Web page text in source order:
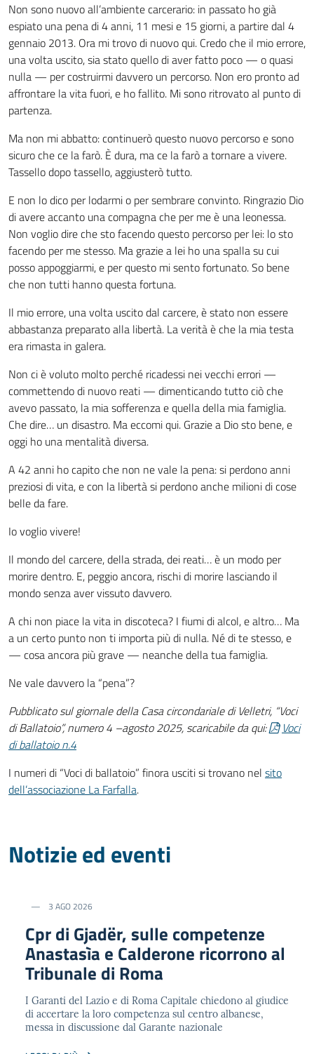
Non sono nuovo all’ambiente carcerario: in passato ho già
espiato una pena di 4 anni, 11 mesi e 15 giorni, a partire dal 4
gennaio 2013. Ora mi trovo di nuovo qui. Credo che il mio errore,
una volta uscito, sia stato quello di aver fatto poco — o quasi
nulla — per costruirmi davvero un percorso. Non ero pronto ad
affrontare la vita fuori, e ho fallito. Mi sono ritrovato al punto di
partenza.
Ma non mi abbatto: continuerò questo nuovo percorso e sono
sicuro che ce la farò. È dura, ma ce la farò a tornare a vivere.
Tassello dopo tassello, aggiusterò tutto.
E non lo dico per lodarmi o per sembrare convinto. Ringrazio Dio
di avere accanto una compagna che per me è una leonessa.
Non voglio dire che sto facendo questo percorso per lei: lo sto
facendo per me stesso. Ma grazie a lei ho una spalla su cui
posso appoggiarmi, e per questo mi sento fortunato. So bene
che non tutti hanno questa fortuna.
Il mio errore, una volta uscito dal carcere, è stato non essere
abbastanza preparato alla libertà. La verità è che la mia testa
era rimasta in galera.
Non ci è voluto molto perché ricadessi nei vecchi errori —
commettendo di nuovo reati — dimenticando tutto ciò che
avevo passato, la mia sofferenza e quella della mia famiglia.
Che dire… un disastro. Ma eccomi qui. Grazie a Dio sto bene, e
oggi ho una mentalità diversa.
A 42 anni ho capito che non ne vale la pena: si perdono anni
preziosi di vita, e con la libertà si perdono anche milioni di cose
belle da fare.
Io voglio vivere!
Il mondo del carcere, della strada, dei reati… è un modo per
morire dentro. E, peggio ancora, rischi di morire lasciando il
mondo senza aver vissuto davvero.
A chi non piace la vita in discoteca? I fiumi di alcol, e altro… Ma
a un certo punto non ti importa più di nulla. Né di te stesso, e
— cosa ancora più grave — neanche della tua famiglia.
Ne vale davvero la “pena”?
Pubblicato sul giornale della Casa circondariale di Velletri, “Voci
di Ballatoio”, numero 4 –agosto 2025, scaricabile da qui:
Voci
di ballatoio n.4
I numeri di “Voci di ballatoio” finora usciti si trovano nel sito
dell’associazione La Farfalla.
Notizie ed eventi
3 AGO 2026
Cpr di Gjadër, sulle competenze
Anastasìa e Calderone ricorrono al
Tribunale di Roma
I Garanti del Lazio e di Roma Capitale chiedono al giudice
di accertare la loro competenza sul centro albanese,
messa in discussione dal Garante nazionale